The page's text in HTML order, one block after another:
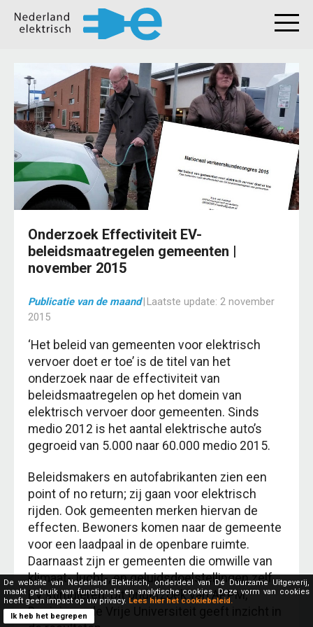
Onderzoek Effectiviteit EV-
beleidsmaatregelen gemeenten |
november 2015
Publicatie van de maand|Laatste update: 2 november
2015
‘Het beleid van gemeenten voor elektrisch
vervoer doet er toe’ is de titel van het
onderzoek naar de effectiviteit van
beleidsmaatregelen op het domein van
elektrisch vervoer door gemeenten. Sinds
medio 2012 is het aantal elektrische auto’s
gegroeid van 5.000 naar 60.000 medio 2015.
Beleidsmakers en autofabrikanten zien een
point of no return; zij gaan voor elektrisch
rijden. Ook gemeenten merken hiervan de
effecten. Bewoners komen naar de gemeente
voor een laadpaal in de openbare ruimte.
Daarnaast zijn er gemeenten die omwille van
klimaat-, lucht-, en geluidsdoelstellingen zelf
EV stimuleren. Dit onderzoek van APPM,
Decisio en de Vrije Universiteit geeft inzicht in
De website van Nederland Elektrisch, onderdeel van Dé Duurzame Uitgeverij,
maakt gebruik van functionele en analytische cookies. Deze vorm van cookies
heeft geen impact op uw privacy. Lees hier het cookiebeleid.
Ik heb het begrepen